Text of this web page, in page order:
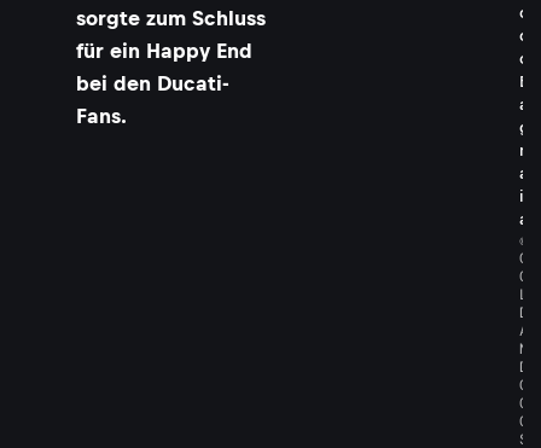
sorgte zum Schluss
für ein Happy End
bei den Ducati-
Fans.
c
c
o
B
a
g
n
a
i
a
©
G
O
L
D
A
N
D
G
O
O
S